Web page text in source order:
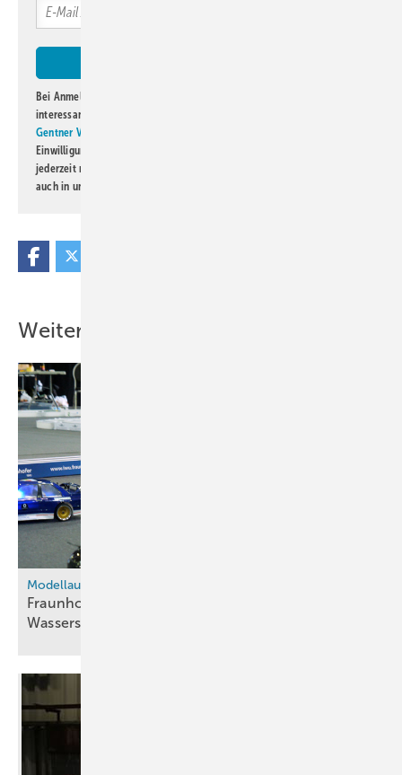
Bei Anmeldung zu diesem Newsletter bin ich damit einverstanden, über
interessante Verlags- und Online-Angebote
Gentner Verlag GmbH & Co. KG
Einwilligung kann ich jederzeit widerrufen und eine Abmeldung ist
jederzeit möglich. Informationen zum Umgang mit Daten finden Sie
auch in unserer
Weitere Inhalte
Modellauto-Rennen
Fraunhofer IWU und Horizon Educational richten
Wasserstoff-Rennen